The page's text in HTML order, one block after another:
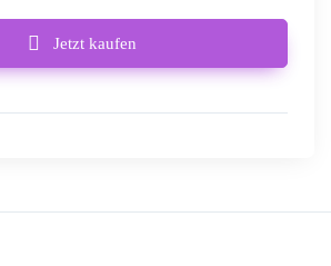
Jetzt kaufen